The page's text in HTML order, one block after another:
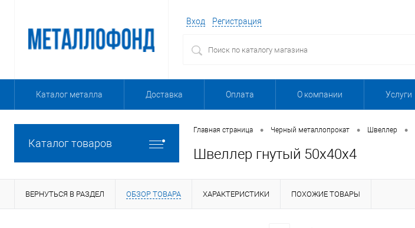
Вход Регистрация
Каталог металла Доставка Оплата О компании Услуги
Каталог товаров
Главная страница • Черный металлопрокат • Швеллер •
Швеллер гнутый 50х40х4
ВЕРНУТЬСЯ В РАЗДЕЛ ОБЗОР ТОВАРА ХАРАКТЕРИСТИКИ ПОХОЖИЕ ТОВАРЫ